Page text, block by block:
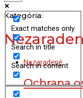
Exact matches only
Search in title
Search in content
Kategória:
Nezaradené
Ochrana